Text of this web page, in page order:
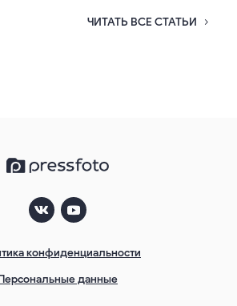
ЧИТАТЬ ВСЕ СТАТЬИ
конфиденциальности
данные